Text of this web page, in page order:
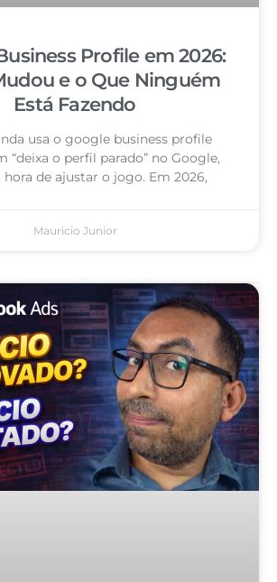
Profile em 2026:
e o Que Ninguém
Está Fazendo
usa o google business profile
“deixa o perfil parado” no Google,
de ajustar o jogo. Em 2026,
Mauricio Junior